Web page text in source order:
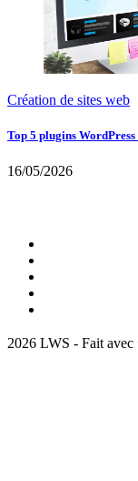
Création de sites web
Top 5 plugins
16/05/2026
2026 LWS - Fait